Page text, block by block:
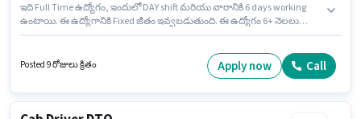
ఇది Full Time ఉద్యోగం, ఇందులో DAY shift మరియు వారానికి 6 days working
ఉంటాయి. ఈ ఉద్యోగానికి Fixed జీతం ఇవ్వబడుతుంది. ఈ ఉద్యోగం 6+ నెలలు
Automatic Car Driving, Luxury Car Driving వంటి నైపుణ్యాలు ఉండాలి. ఈ
ఉద్యోగానికి 10వ తరగతి లోపు అర్హత ఉన్న అభ్యర్థులు దరఖాస్తు చేయవచ్చు. ఈ
Posted 9 రోజులు క్రితం Apply now Call